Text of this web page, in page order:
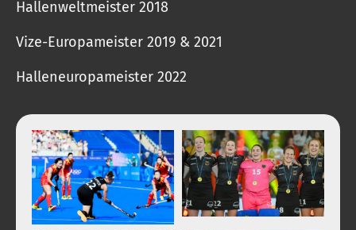
Hallenweltmeister 2018
Vize-Europameister 2019 & 2021
Halleneuropameister 2022